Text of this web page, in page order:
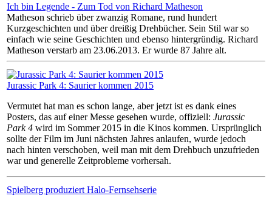
Ich bin Legende - Zum Tod von Richard Matheson
Matheson schrieb über zwanzig Romane, rund hundert
Kurzgeschichten und über dreißig Drehbücher. Sein Stil war so
einfach wie seine Geschichten und ebenso hintergründig. Richard
Matheson verstarb am 23.06.2013. Er wurde 87 Jahre alt.
Jurassic Park 4: Saurier kommen 2015
Vermutet hat man es schon lange, aber jetzt ist es dank eines
Posters, das auf einer Messe gesehen wurde, offiziell: Jurassic
Park 4 wird im Sommer 2015 in die Kinos kommen. Ursprünglich
sollte der Film im Juni nächsten Jahres anlaufen, wurde jedoch
nach hinten verschoben, weil man mit dem Drehbuch unzufrieden
war und generelle Zeitprobleme vorhersah.
Spielberg produziert Halo-Fernsehserie